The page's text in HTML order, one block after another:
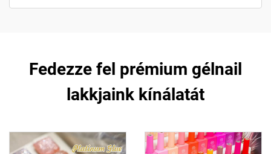
Fedezze fel prémium gélnail
lakkjaink kínálatát